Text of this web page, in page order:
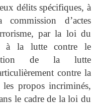
délits spécifiques, à
d’actes
par la loi du
à la lutte contre le
de la lutte
contre la
propos incriminés,
le cadre de la loi du